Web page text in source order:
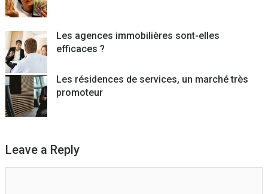
Les agences immobilières sont-elles
efficaces ?
Les résidences de services, un marché très
promoteur
Leave a Reply